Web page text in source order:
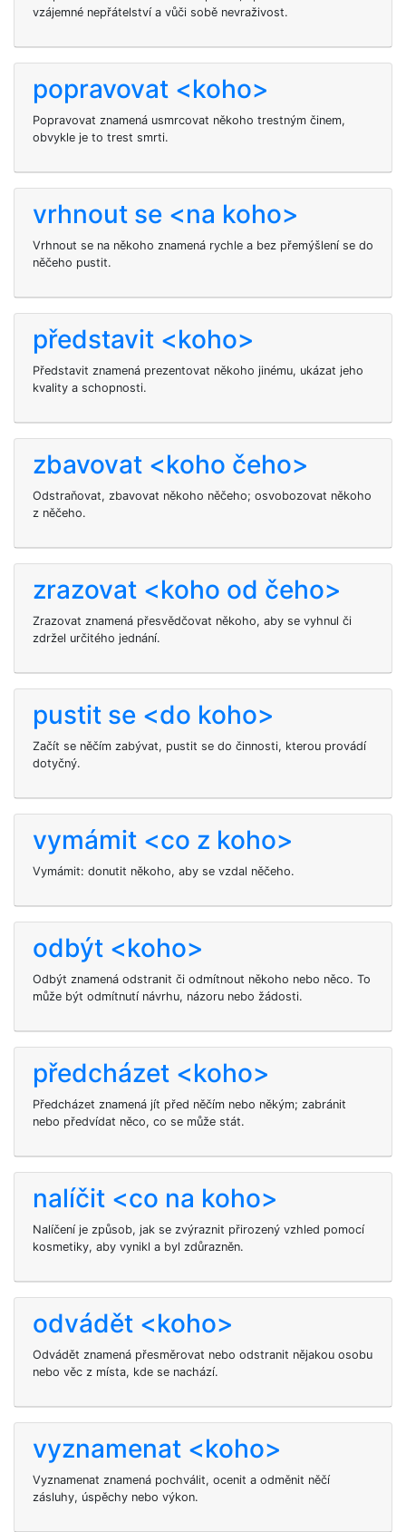
vzájemné nepřátelství a vůči sobě nevraživost.
popravovat <koho>
Popravovat znamená usmrcovat někoho trestným činem,
obvykle je to trest smrti.
vrhnout se <na koho>
Vrhnout se na někoho znamená rychle a bez přemýšlení se do
něčeho pustit.
představit <koho>
Představit znamená prezentovat někoho jinému, ukázat jeho
kvality a schopnosti.
zbavovat <koho čeho>
Odstraňovat, zbavovat někoho něčeho; osvobozovat někoho
z něčeho.
zrazovat <koho od čeho>
Zrazovat znamená přesvědčovat někoho, aby se vyhnul či
zdržel určitého jednání.
pustit se <do koho>
Začít se něčím zabývat, pustit se do činnosti, kterou provádí
dotyčný.
vymámit <co z koho>
Vymámit: donutit někoho, aby se vzdal něčeho.
odbýt <koho>
Odbýt znamená odstranit či odmítnout někoho nebo něco. To
může být odmítnutí návrhu, názoru nebo žádosti.
předcházet <koho>
Předcházet znamená jít před něčím nebo někým; zabránit
nebo předvídat něco, co se může stát.
nalíčit <co na koho>
Nalíčení je způsob, jak se zvýraznit přirozený vzhled pomocí
kosmetiky, aby vynikl a byl zdůrazněn.
odvádět <koho>
Odvádět znamená přesměrovat nebo odstranit nějakou osobu
nebo věc z místa, kde se nachází.
vyznamenat <koho>
Vyznamenat znamená pochválit, ocenit a odměnit něčí
zásluhy, úspěchy nebo výkon.